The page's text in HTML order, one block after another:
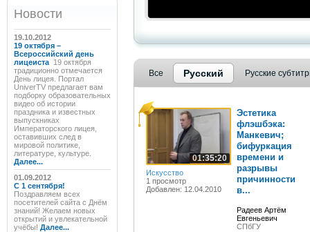
Новости
19.10.2012
19 октября –
Всероссийский день
лицеиста 19 октября
традиционно отмечается
День лицея. Портал
UniverTV предлагает вам
подборку образовательных
видео об истории
праздника и известных
выпускниках
Императорского лицея,
оставивших след в
мировой политике,
литературе, культуре.
Далее...
01.09.2012
C 1 сентября!
Поздравляем всех
посетителей сайта с Днём
знаний! Желаем новых
открытий и увлекательной
учёбы! Далее...
Все Русский Русские
01:35:20
Искусство
1 просмотр
Добавлен: 12.04.2010
Эстетика
флэшбэка:
Манкевич;
бифуркация
времени и
разрывы
причинности
в...
Радеев Артём
Евгеньевич
СПбГУ